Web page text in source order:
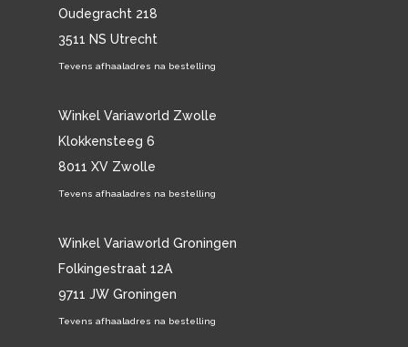
Oudegracht 218
3511 NS Utrecht
Tevens afhaaladres na bestelling
Winkel Variaworld Zwolle
Klokkensteeg 6
8011 XV Zwolle
Tevens afhaaladres na bestelling
Winkel Variaworld Groningen
Folkingestraat 12A
9711 JW Groningen
Tevens afhaaladres na bestelling